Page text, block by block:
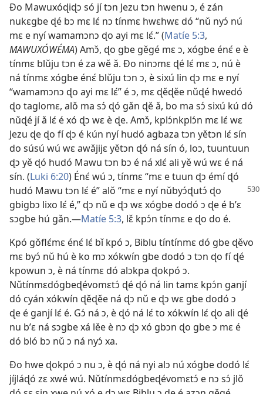
Ðo Mawuxóɖiɖɔ só jí tɔn Jezu tɔn hwenu ɔ, é zán
nukɛgbe ɖé bɔ mɛ lɛ́ nɔ tínmɛ hwɛhwɛ dó “nǔ nyɔ́ nú
mɛ e nyí wamamɔnɔ ɖo ayi mɛ lɛ́.” (Matíe 5:3,
MAWUXÓWÉMA) Amɔ̌, ɖo gbe gěgé mɛ ɔ, xógbe énɛ́ e è
tínmɛ blǔju tɔn é za wě ǎ. Ðo ninɔmɛ ɖé lɛ́ mɛ ɔ, nú è
ná tínmɛ xógbe énɛ́ blǔju tɔn ɔ, è sixú lin ɖɔ mɛ e nyí
“wamamɔnɔ ɖo ayi mɛ lɛ́” é ɔ, mɛ ɖěɖěe nǔɖé hwedó
ɖo taglomɛ, alǒ ma sɔ́ ɖó gǎn ɖě ǎ, bo ma sɔ́ sixú kú dó
nǔɖé jí ǎ lɛ́ é xó ɖɔ wɛ è ɖe. Amɔ̌, kplɔ́nkplɔ́n mɛ lɛ́ wɛ
Jezu ɖe ɖo fí ɖɔ é kún nyí hudó agbaza tɔn yětɔn lɛ́ sín
do súsú wú wɛ awǎjijɛ yětɔn ɖó ná sín ó, loɔ, tuuntuun
ɖɔ yě ɖó hudó Mawu tɔn bɔ é ná xlɛ́ ali yě wú wɛ é ná
sín. (Luki 6:20) Énɛ́ wú ɔ, tínmɛ “mɛ e tuun ɖɔ émí ɖó
hudó Mawu tɔn lɛ́ é” alǒ “mɛ e nyí nǔbyɔ́ɖutɔ́ ɖo
gbigbɔ lixo lɛ́ é,” ɖɔ nǔ e ɖɔ wɛ xógbe dodó ɔ ɖe é b’ɛ
sɔgbe hú gǎn.—Matíe 5:3, lɛ̌ kpɔ́n tínmɛ e ɖo do é.
Kpó gǒflɛ́mɛ énɛ́ lɛ́ bǐ kpó ɔ, Biblu tíntínmɛ dó gbe ɖěvo
mɛ byɔ́ nǔ hú è ko mɔ xókwín gbe dodó ɔ tɔn ɖo fí ɖé
kpowun ɔ, è ná tínmɛ dó alɔkpa ɖokpó ɔ.
Nǔtínmɛdógbeɖévomɛtɔ́ ɖé ɖó ná lin tamɛ kpɔ́n ganjí
dó cyán xókwín ɖěɖěe ná ɖɔ nǔ e ɖɔ wɛ gbe dodó ɔ
ɖe é ganjí lɛ́ é. Gɔ́ ná ɔ, è ɖó ná lɛ́ to xókwín lɛ́ ɖo ali ɖé
nu b’ɛ ná sɔgbe xá lěe è nɔ ɖɔ xó gbɔn ɖo gbe ɔ mɛ é
dó bló bɔ nǔ ɔ ná nyɔ́ xa.
Ðo hwe ɖokpó ɔ nu ɔ, è ɖó ná nyi alɔ nú xógbe dodó lɛ́
jíjláɖó zɛ xwé wú. Nǔtínmɛdógbeɖévomɛtɔ́ e nɔ sɔ́ jlǒ